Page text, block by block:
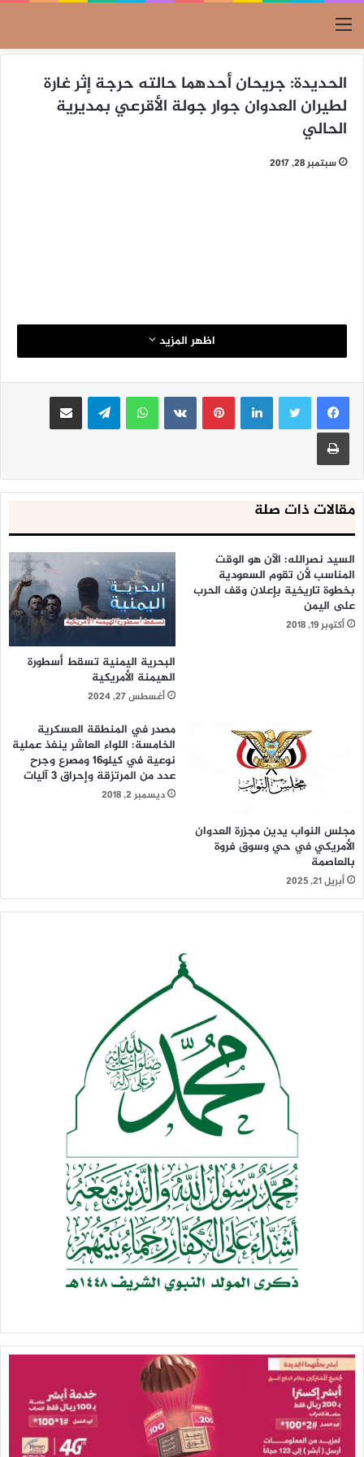
القائمة
الحديدة: جريحان أحدهما حالته حرجة إثر غارة
لطيران العدوان جوار جولة الأقرعي بمديرية
الحالي
سبتمبر 28, 2017
اظهر المزيد
لينكدإنبينتيريست واتساب تيلقرام مشاركة عبر البريد
طباعة
مقالات ذات صلة
السيد نصرالله: الآن هو الوقت
المناسب لأن تقوم السعودية
بخطوة تاريخية بإعلان وقف الحرب
على اليمن
أكتوبر 19, 2018
البحرية اليمنية تسقط أسطورة
الهيمنة الأمريكية
أغسطس 27, 2024
مجلس النواب يدين مجزرة العدوان
الأمريكي في حي وسوق فروة
بالعاصمة
أبريل 21, 2025
مصدر في المنطقة العسكرية
الخامسة: اللواء العاشر ينفذ عملية
نوعية في كيلو16 ومصرع وجرح
عدد من المرتزقة وإحراق 3 آليات
ديسمبر 2, 2018